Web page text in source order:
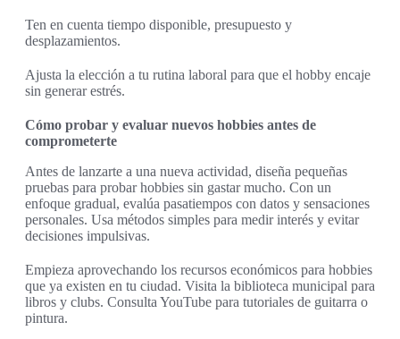
Ten en cuenta tiempo disponible, presupuesto y
desplazamientos.
Ajusta la elección a tu rutina laboral para que el hobby encaje
sin generar estrés.
Cómo probar y evaluar nuevos hobbies antes de
comprometerte
Antes de lanzarte a una nueva actividad, diseña pequeñas
pruebas para probar hobbies sin gastar mucho. Con un
enfoque gradual, evalúa pasatiempos con datos y sensaciones
personales. Usa métodos simples para medir interés y evitar
decisiones impulsivas.
Empieza aprovechando los recursos económicos para hobbies
que ya existen en tu ciudad. Visita la biblioteca municipal para
libros y clubs. Consulta YouTube para tutoriales de guitarra o
pintura.